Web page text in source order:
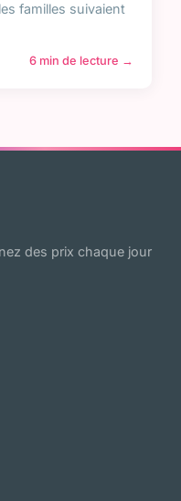
familles suivaient
6 min de lecture →
des prix chaque jour